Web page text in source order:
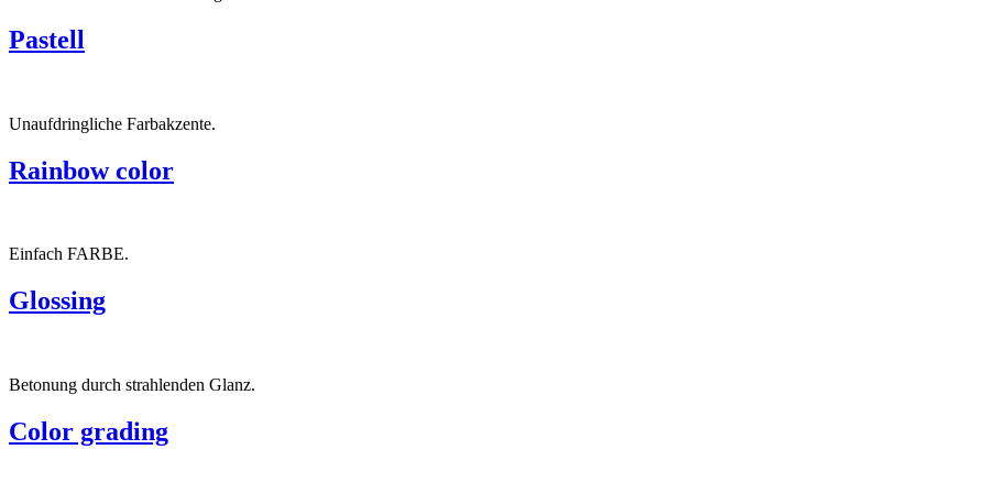
Pastell
Unaufdringliche Farbakzente.
Rainbow color
Einfach FARBE.
Glossing
Betonung durch strahlenden Glanz.
Color grading